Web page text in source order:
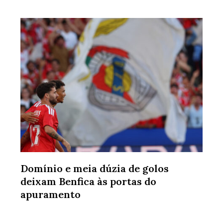
Domínio e meia dúzia de golos
deixam Benfica às portas do
apuramento